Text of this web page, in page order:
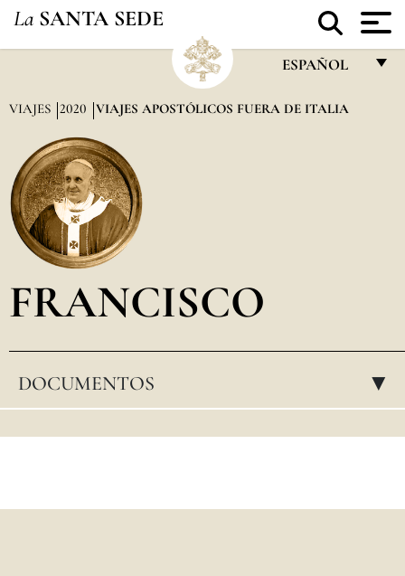
La SANTA SEDE
ESPAÑOL
FRANÇAIS
العربيّة
VIAJES 2020 VIAJES APOSTÓLICOS FUERA DE ITALIA
FRANCISCO
DOCUMENTOS ▸